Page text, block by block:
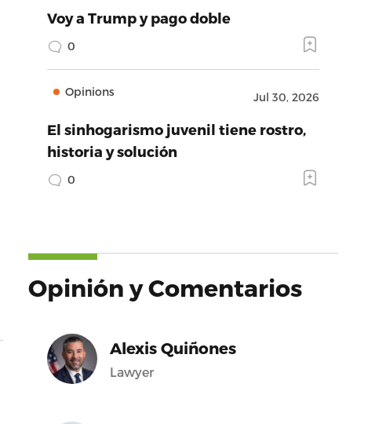
Voy a Trump y pago doble
0
Opinions Jul 30, 2026
El sinhogarismo juvenil tiene rostro,
historia y solución
0
Opinión y Comentarios
Alexis Quiñones
Lawyer